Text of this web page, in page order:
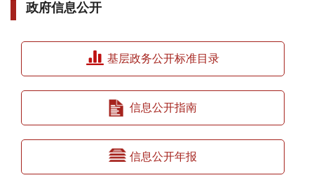
政府信息公开
基层政务公开标准目录
信息公开指南
信息公开年报